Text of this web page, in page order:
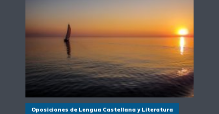
Oposiciones de Lengua Castellana y Literatura